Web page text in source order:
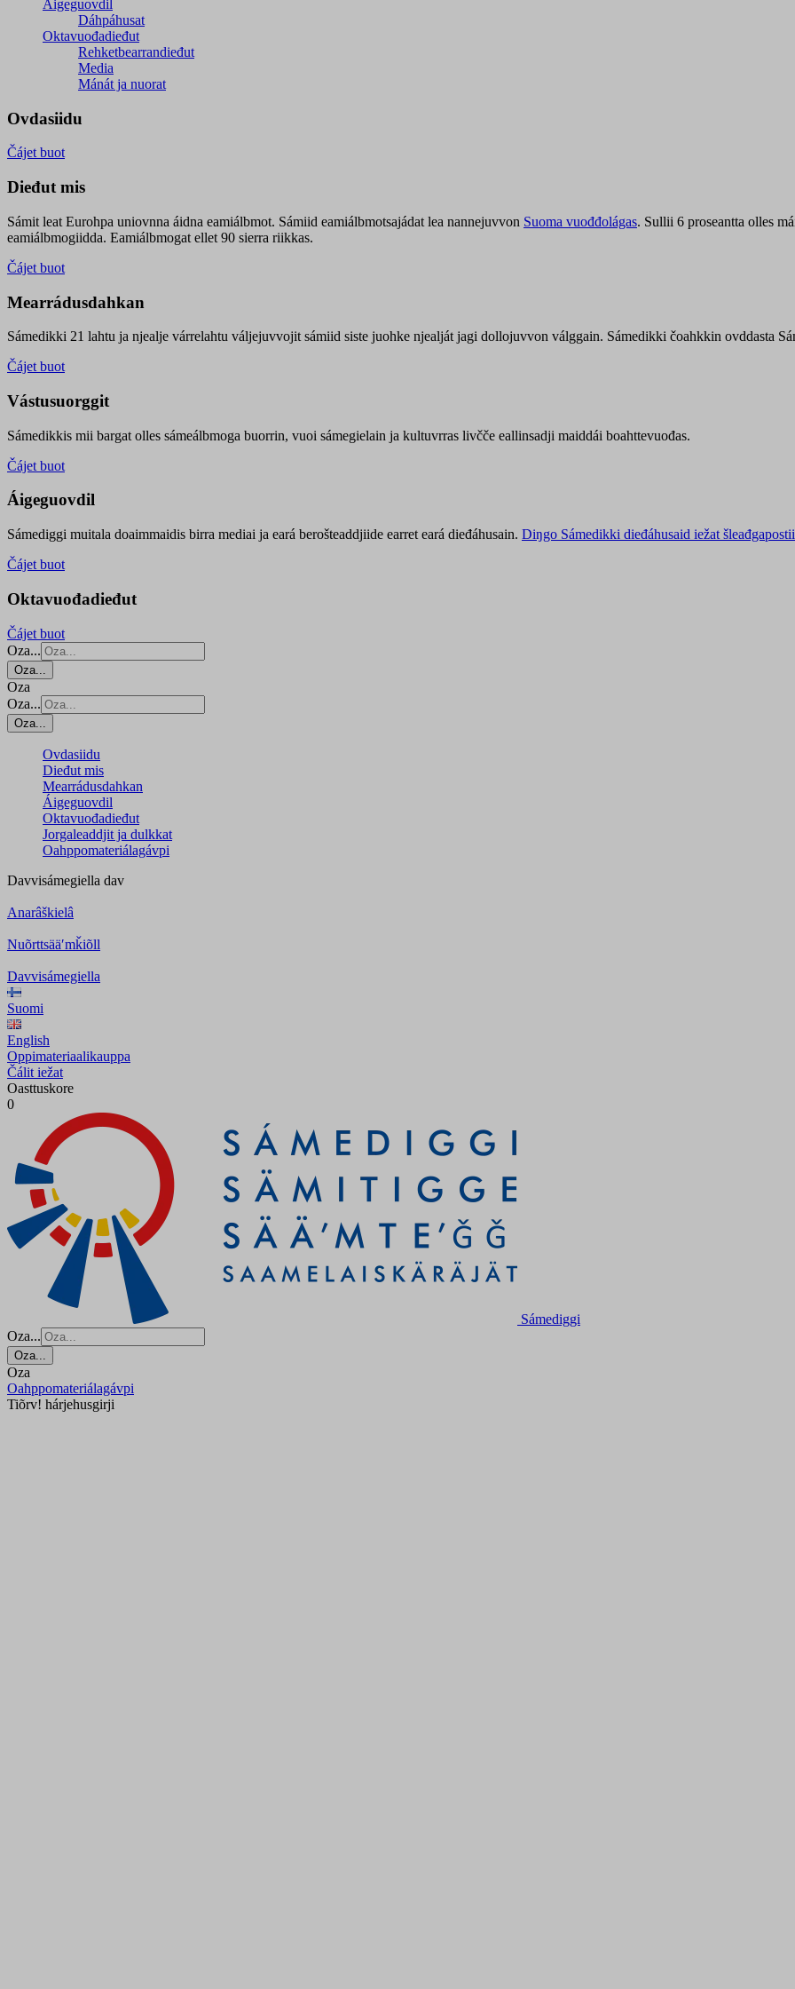
Áigeguovdil
Dáhpáhusat
Oktavuođadieđut
Rehketbearrandieđut
Media
Mánát ja nuorat
Ovdasiidu
Čájet buot
Dieđut mis
Sámit leat Eurohpa uniovnna áidna eamiálbmot. Sámiid eamiálbmotsajádat lea nannejuvvon Suoma vuođđolágas. Sullii 6 proseantta olles
eamiálbmogiidda. Eamiálbmogat ellet 90 sierra riikkas.
Čájet buot
Mearrádusdahkan
Sámedikki 21 lahtu ja njealje várrelahtu váljejuvvojit sámiid siste juohke njealját jagi dollojuvvon válggain. Sámedikki čoahkkin ovddasta
Čájet buot
Vástusuorggit
Sámedikkis mii bargat olles sámeálbmoga buorrin, vuoi sámegielain ja kultuvrras livčče eallinsadji maiddái boahttevuođas.
Čájet buot
Áigeguovdil
Sámediggi muitala doaimmaidis birra mediai ja eará berošteaddjiide earret eará dieđáhusain. Diŋgo Sámedikki dieđáhusaid iežat šleađgapostii
Čájet buot
Oktavuođadieđut
Čájet buot
Oza...
Oza...
Oza
Oza...
Oza...
Ovdasiidu
Dieđut mis
Mearrádusdahkan
Áigeguovdil
Oktavuođadieđut
Jorgaleaddjit ja dulkkat
Oahppomateriálagávpi
Davvisámegiella dav
Anarâškielâ
Nuõrttsääʹmǩiõll
Davvisámegiella
Suomi
English
Oppimateriaalikauppa
Čálit iežat
Oasttuskore
0
Sámediggi
Oza...
Oza...
Oza
Oahppomateriálagávpi
Tiõrv! hárjehusgirji